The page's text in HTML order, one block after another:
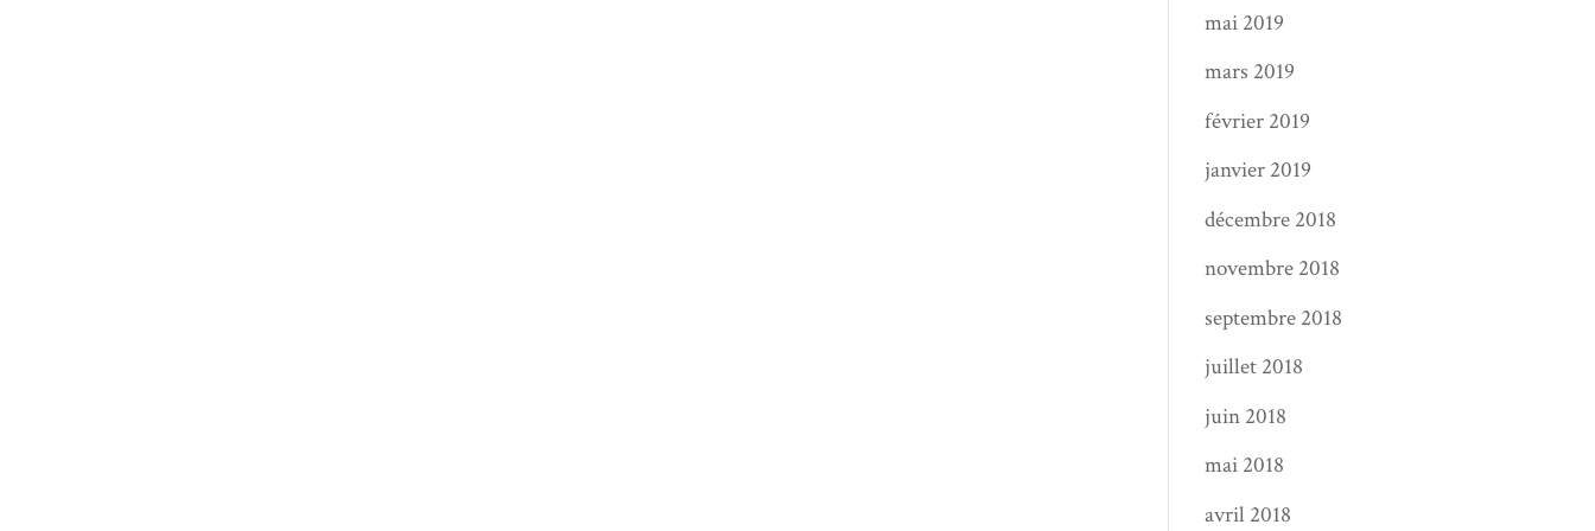
mai 2019
mars 2019
février 2019
janvier 2019
décembre 2018
novembre 2018
septembre 2018
juillet 2018
juin 2018
mai 2018
avril 2018